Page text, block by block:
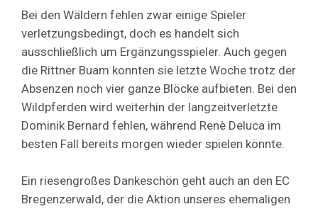
Bei den Wäldern fehlen zwar einige Spieler
verletzungsbedingt, doch es handelt sich
ausschließlich um Ergänzungsspieler. Auch gegen
die Rittner Buam konnten sie letzte Woche trotz der
Absenzen noch vier ganze Blöcke aufbieten. Bei den
Wildpferden wird weiterhin der langzeitverletzte
Dominik Bernard fehlen, während Renè Deluca im
besten Fall bereits morgen wieder spielen könnte.
Ein riesengroßes Dankeschön geht auch an den EC
Bregenzerwald, der die Aktion unseres ehemaligen